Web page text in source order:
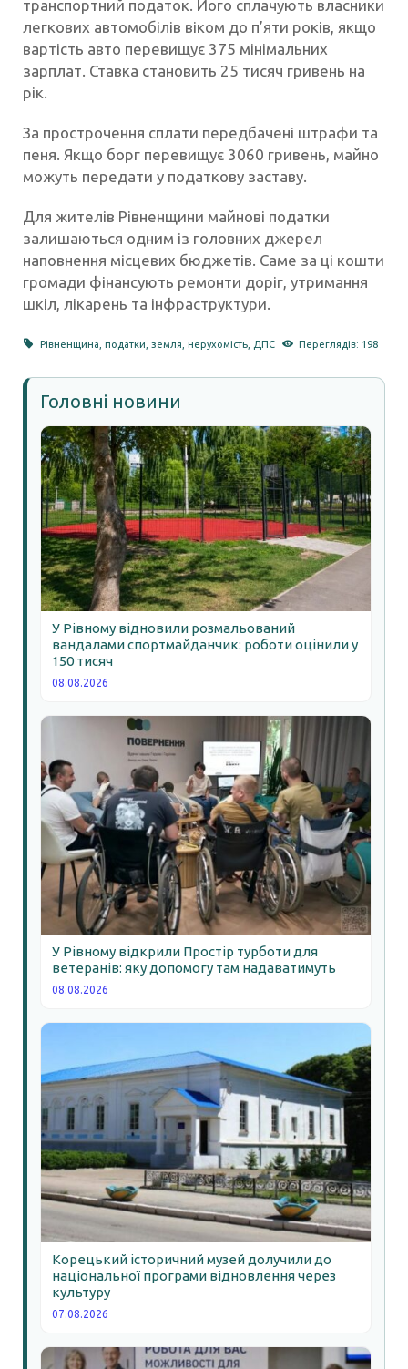
транспортний податок. Його сплачують власники
легкових автомобілів віком до п’яти років, якщо
вартість авто перевищує 375 мінімальних
зарплат. Ставка становить 25 тисяч гривень на
рік.
За прострочення сплати передбачені штрафи та
пеня. Якщо борг перевищує 3060 гривень, майно
можуть передати у податкову заставу.
Для жителів Рівненщини майнові податки
залишаються одним із головних джерел
наповнення місцевих бюджетів. Саме за ці кошти
громади фінансують ремонти доріг, утримання
шкіл, лікарень та інфраструктури.
Рівненщина,податки,земля,нерухомість,ДПС Переглядів: 198
Головні новини
У Рівному відновили розмальований
вандалами спортмайданчик: роботи оцінили у
150 тисяч
08.08.2026
У Рівному відкрили Простір турботи для
ветеранів: яку допомогу там надаватимуть
08.08.2026
Корецький історичний музей долучили до
національної програми відновлення через
культуру
07.08.2026